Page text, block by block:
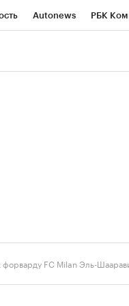
Autonews РБК
FC Milan Эль-